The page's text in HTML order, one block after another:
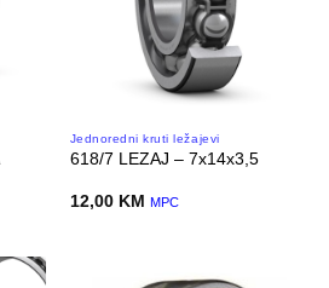
Jednoredni kruti ležajevi
618/7 LEZAJ – 7x14x3,5
12,00 KM MPC